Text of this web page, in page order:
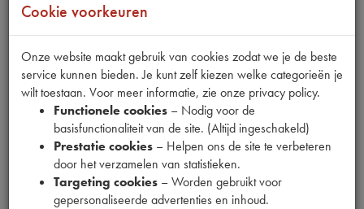
HEFBOOM KNIPPERLICHTSCH. GRIJS
Model2CV
Productnummer1887005
Maten [PW 1]
€ 6,75(€ 5,58 excl. btw)
Info Bestel
Cookie voorkeuren
Onze website maakt gebruik van cookies zodat we je de beste
service kunnen bieden. Je kunt zelf kiezen welke categorieën je
wilt toestaan. Voor meer informatie, zie onze privacy policy.
Functionele cookies – Nodig voor de
basisfunctionaliteit van de site. (Altijd ingeschakeld)
Prestatie cookies – Helpen ons de site te verbeteren
door het verzamelen van statistieken.
Targeting cookies – Worden gebruikt voor
gepersonaliseerde advertenties en inhoud.